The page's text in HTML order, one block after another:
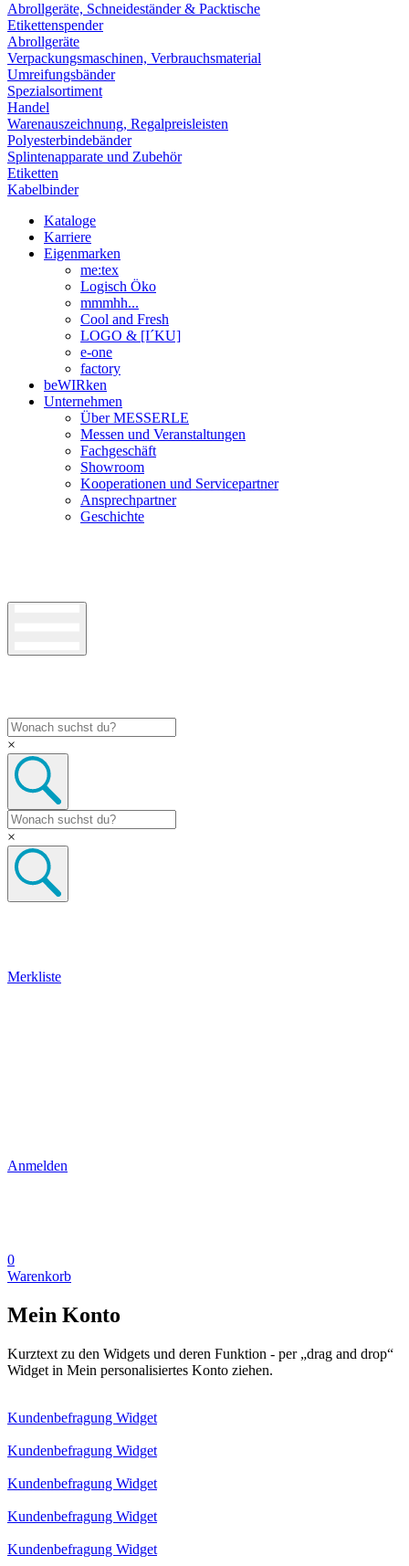
Abrollgeräte, Schneideständer & Packtische
Etikettenspender
Abrollgeräte
Verpackungsmaschinen, Verbrauchsmaterial
Umreifungsbänder
Spezialsortiment
Handel
Warenauszeichnung, Regalpreisleisten
Polyesterbindebänder
Splintenapparate und Zubehör
Etiketten
Kabelbinder
Kataloge
Karriere
Eigenmarken
me:tex
Logisch Öko
mmmhh...
Cool and Fresh
LOGO & [I´KU]
e-one
factory
beWIRken
Unternehmen
Über MESSERLE
Messen und Veranstaltungen
Fachgeschäft
Showroom
Kooperationen und Servicepartner
Ansprechpartner
Geschichte
×
×
Merkliste
Anmelden
0
Warenkorb
Mein Konto
Kurztext zu den Widgets und deren Funktion - per „drag and drop“
Widget in Mein personalisiertes Konto ziehen.
Kundenbefragung Widget
Kundenbefragung Widget
Kundenbefragung Widget
Kundenbefragung Widget
Kundenbefragung Widget